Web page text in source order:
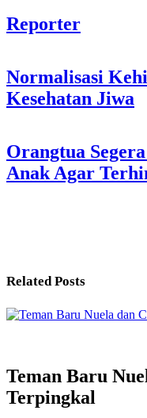
Reporter
Post
navigation
Normalisasi
Kesehatan Jiwa
Orangtua
Anak Agar
Related Posts
Teman Baru
Terpingkal